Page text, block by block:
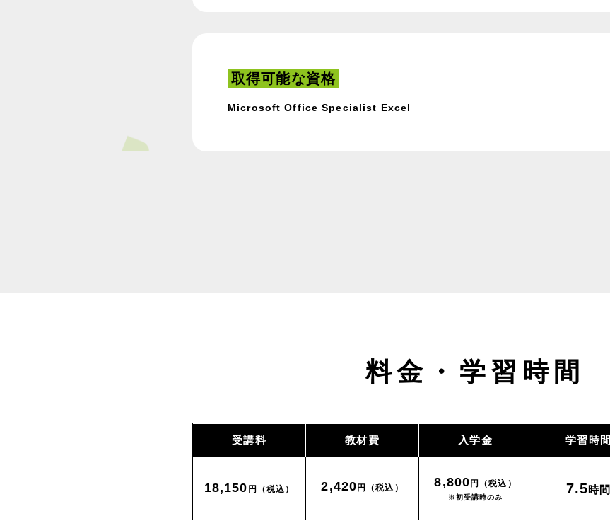
取得可能な資格
Microsoft Office Specialist Excel
料金・学習時間
受講料 教材費 入学金 学習時間
18,150 円（税込） 2,420 円（税込） 8,800 円（税込）
※初受講時のみ
7.5時間